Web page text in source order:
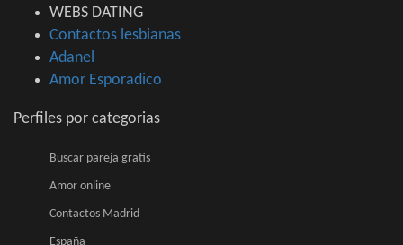
WEBS DATING
Contactos lesbianas
Adanel
Amor Esporadico
Perfiles por categorias
Buscar pareja gratis
Amor online
Contactos Madrid
España